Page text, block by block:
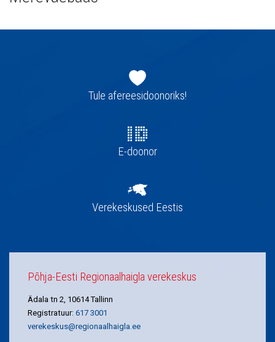
navigatsioonTule afereesidoonoriks!
E-doonor
Verekeskused Eestis
Põhja-Eesti Regionaalhaigla verekeskus
Ädala tn 2, 10614 Tallinn
Registratuur: 617 3001
verekeskus@regionaalhaigla.ee